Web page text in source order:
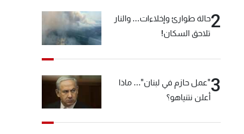
2حالة طوارئ وإخلاءات... والنار
تلاحق السكان!
3"عمل حازم في لبنان"... ماذا
أعلن نتنياهو؟